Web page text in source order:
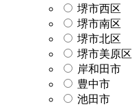
堺市西区
堺市南区
堺市北区
堺市美原区
岸和田市
豊中市
池田市